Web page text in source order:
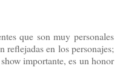
que son muy personales
reflejadas en los personajes;
importante, es un honor